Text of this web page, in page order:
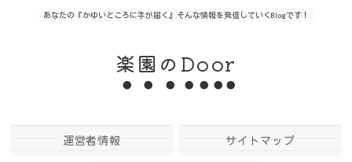
あなたの『かゆいところに手が届く』そんな情報を発信していくBlogです！
楽園のDoor
運営者情報 サイトマップ